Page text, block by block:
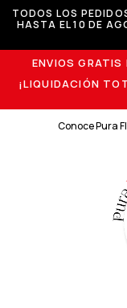
TODOS LOS
HASTA EL 10 DE
ENVIOS GRATIS
¡LIQUIDACIÓN
Conoce Pura